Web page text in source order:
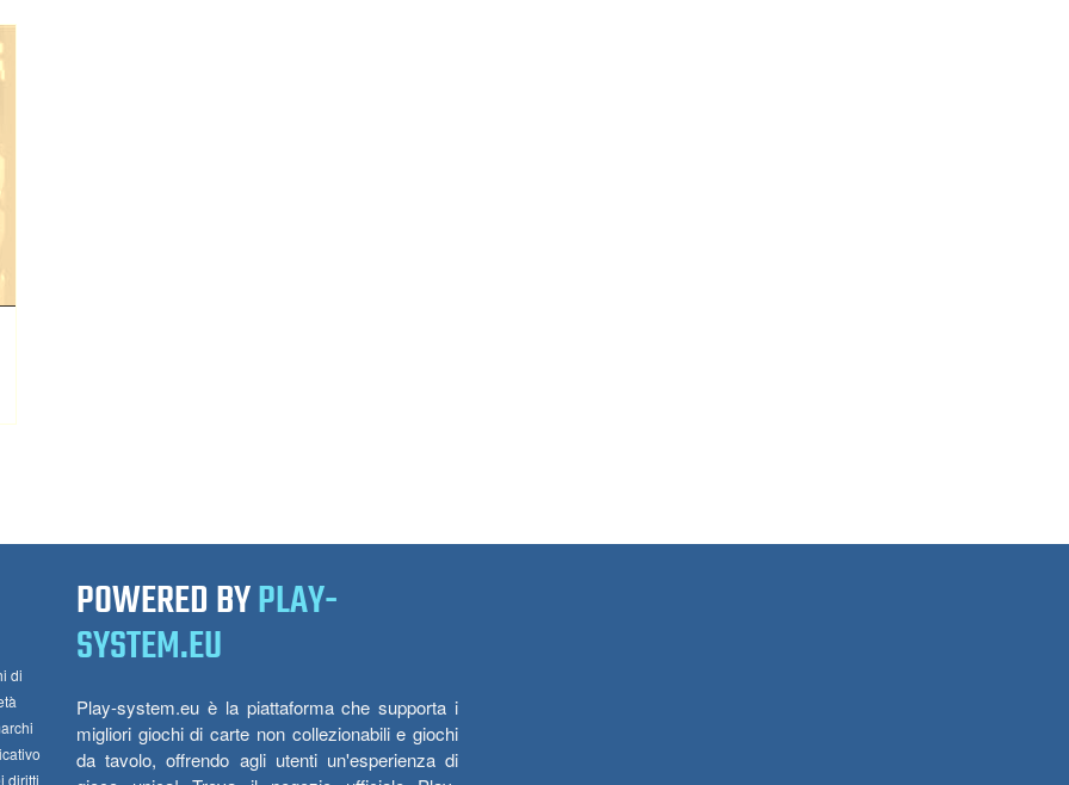
di
diritti
POWERED BYPLAY-
SYSTEM.EU
Play-system.eu è la piattaforma che supporta i
migliori giochi di carte non collezionabili e giochi
da tavolo, offrendo agli utenti un'esperienza di